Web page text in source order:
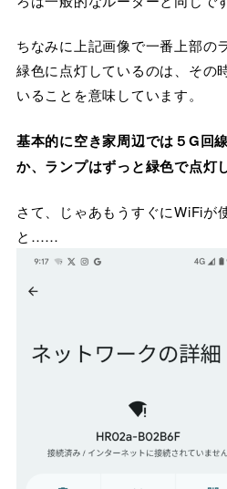
ちなみに上記画像で一番上部の
緑色に点灯しているのは、その
いることを意味しています。
基本的に空き家周辺では５G回
か、ランプはずっと緑色で点灯
さて、じゃあもうすぐにWiFiが
と……